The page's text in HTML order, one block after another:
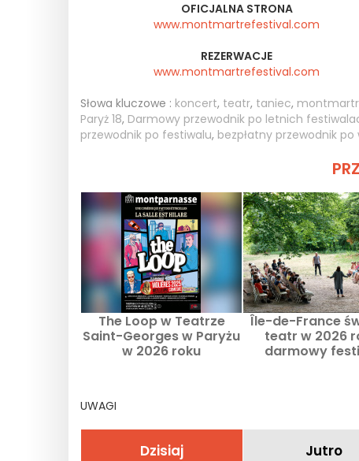
OFICJALNA STRONA
www.montmartrefestival.com
REZERWACJE
www.montmartrefestival.com
Słowa kluczowe : koncert, teatr, taniec,
Paryż 18, Darmowy przewodnik po letnich
przewodnik po festiwalu, bezpłatny przewodnik po
The Loop w Teatrze
Saint-Georges w Paryżu
w 2026 roku
Île-de-France
teatr w 2026
darmowy
UWAGI
Dzisiaj Jutro